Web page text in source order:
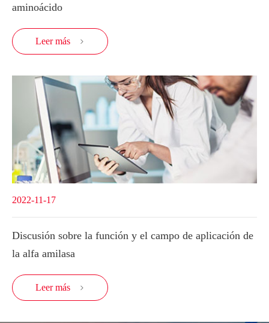
aminoácido
Leer más 
2022-11-17
Discusión sobre la función y el campo de aplicación de
la alfa amilasa
Leer más 